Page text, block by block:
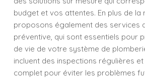
budget et vos attentes. En plus de la
proposons également des services
préventive, qui sont essentiels pour
de vie de votre système de
incluent des inspections régulières
complet pour éviter les problèmes